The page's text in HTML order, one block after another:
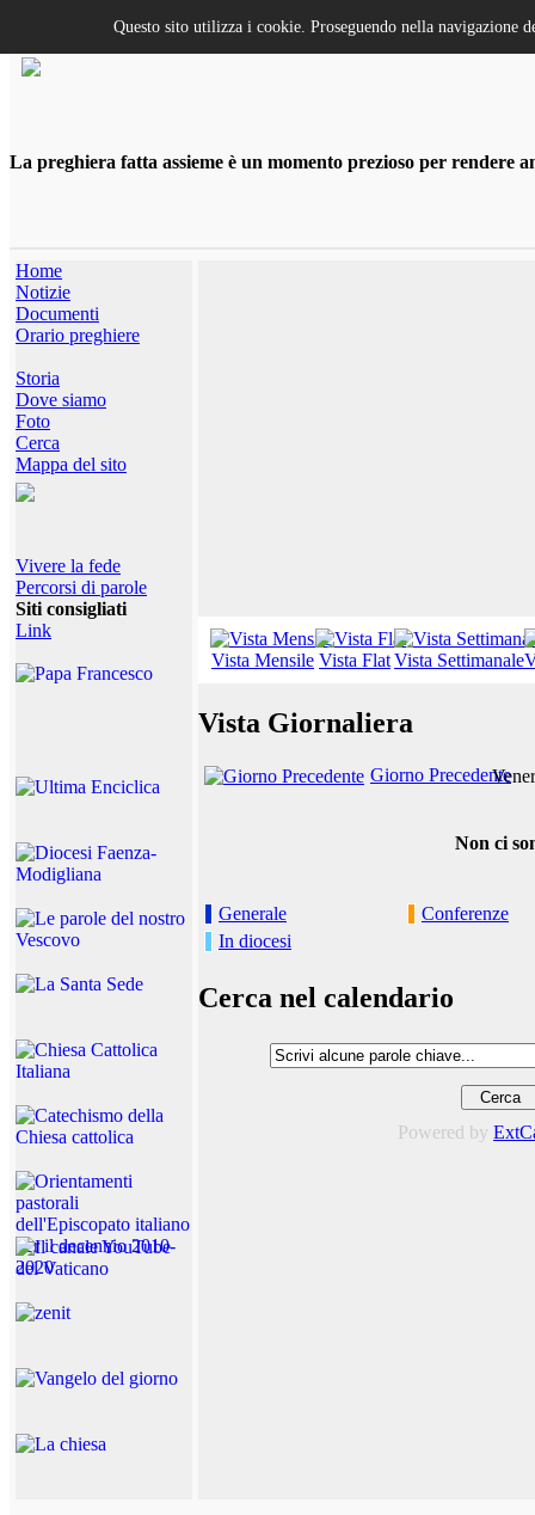
La preghiera fatta assieme è un momento prezioso per rendere
Home
Notizie
Documenti
Orario preghiere
Storia
Dove siamo
Foto
Cerca
Mappa del sito
Vivere la fede
Percorsi di parole
Siti consigliati
Link
Vista Mensile Vista FlatVista Settimanale
Vista Giornaliera
Giorno Precedente
Non ci
Generale
Conferenze
In diocesi
Cerca nel calendario
Powered by
Questo sito utilizza i cookie. Proseguendo nella navigazione